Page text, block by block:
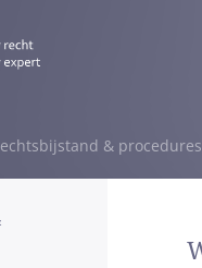
& procedures